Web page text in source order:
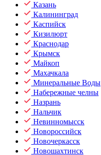
Казань
Калининград
Каспийск
Кизилюрт
Краснодар
Крымск
Майкоп
Махачкала
Минеральные Воды
Набережные челны
Назрань
Нальчик
Невинномысск
Новороссийск
Новочеркасск
Новошахтинск